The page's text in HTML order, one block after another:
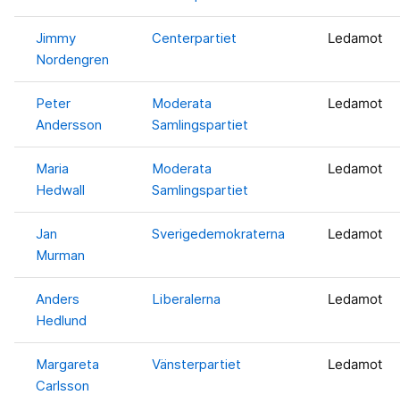
Jimmy
Nordengren
Centerpartiet Ledamot
Peter
Andersson
Moderata
Samlingspartiet
Ledamot
Maria
Hedwall
Moderata
Samlingspartiet
Ledamot
Jan
Murman
Sverigedemokraterna Ledamot
Anders
Hedlund
Liberalerna Ledamot
Margareta
Carlsson
Vänsterpartiet Ledamot